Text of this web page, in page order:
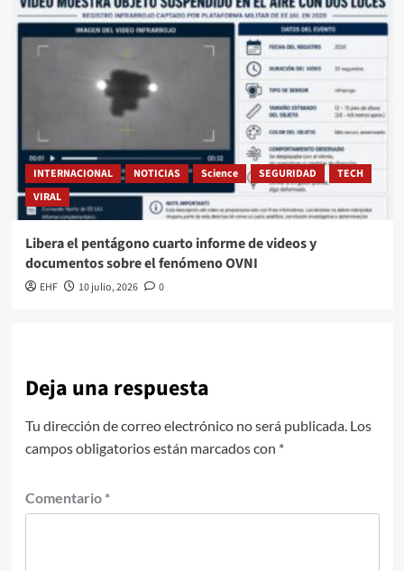
INTERNACIONAL NOTICIAS Science SEGURIDAD
TECH
VIRAL
Libera el pentágono cuarto informe de videos y
documentos sobre el fenómeno OVNI
EHF 10 julio, 2026 0
Deja una respuesta
Tu dirección de correo electrónico no será publicada. Los
campos obligatorios están marcados con *
Comentario *